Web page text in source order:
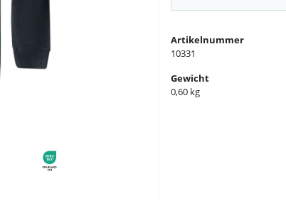
Artikelnummer
10331
Gewicht
0,60 kg